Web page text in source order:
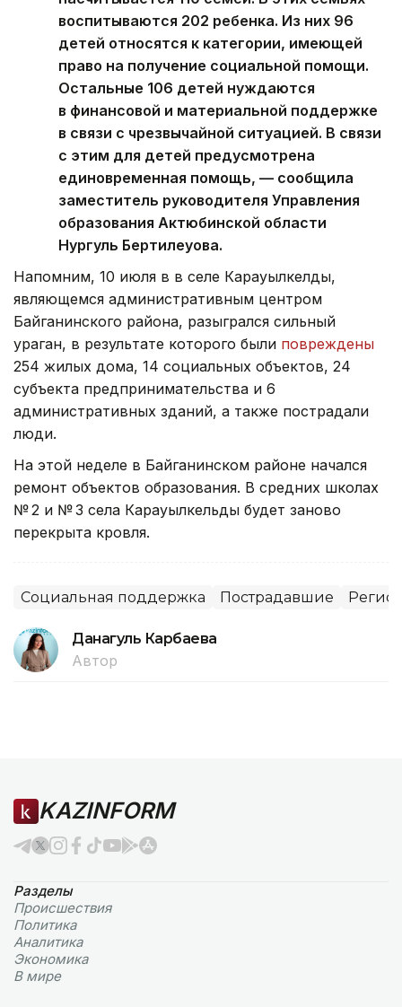
воспитываются 202 ребенка. Из них 96
детей относятся к категории, имеющей
право на получение социальной помощи.
Остальные 106 детей нуждаются
в финансовой и материальной поддержке
в связи с чрезвычайной ситуацией. В связи
с этим для детей предусмотрена
единовременная помощь, — сообщила
заместитель руководителя Управления
образования Актюбинской области
Нургуль Бертилеуова.
Напомним, 10 июля в в селе Карауылкелды,
являющемся административным центром
Байганинского района, разыгрался сильный
ураган, в результате которого были повреждены
254 жилых дома, 14 социальных объектов, 24
субъекта предпринимательства и 6
административных зданий, а также пострадали
люди.
На этой неделе в Байганинском районе начался
ремонт объектов образования. В средних школах
№ 2 и № 3 села Карауылкельды будет заново
перекрыта кровля.
Социальная поддержка Пострадавшие
Данагуль Карбаева
Автор
KAZINFORM
Разделы
Происшествия
Политика
Аналитика
Экономика
В мире